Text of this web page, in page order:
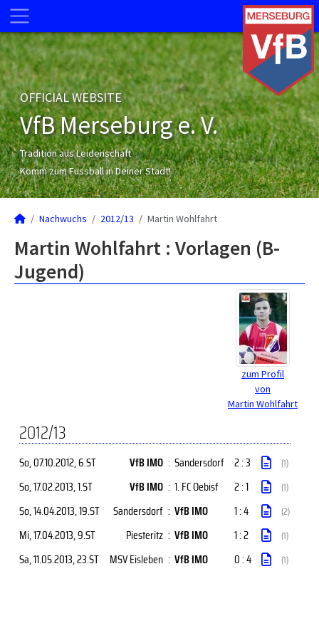
OFFICIAL WEBSITE
VfB Merseburg e. V.
Tradition aus Leidenschaft
Komm zum Fussball in Deiner Stadt!
Nachwuchs 2012/13 Martin Wohlfahrt
Martin Wohlfahrt : Vorlagen (B-
Jugend)
zum Profil
von
Martin Wohlfahrt
2012/13
So, 07.10.2012, 6.ST VfB IMO : Sandersdorf 2 : 3 (1)
So, 17.02.2013, 1.ST VfB IMO : 1. FC Oebisf 2 : 1 (1)
So, 14.04.2013, 19.ST Sandersdorf : VfB IMO 1 : 4 (2)
Mi, 17.04.2013, 9.ST Piesteritz : VfB IMO 1 : 2 (1)
Sa, 11.05.2013, 23.ST MSV Eisleben : VfB IMO 0 : 4 (1)